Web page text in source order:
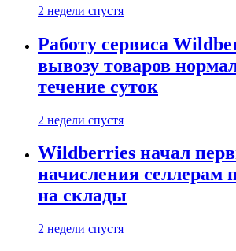
2 недели спустя
Работу сервиса
вывозу товаров
течение суток
2 недели спустя
Wildberries начал
начисления селлерам
на склады
2 недели спустя